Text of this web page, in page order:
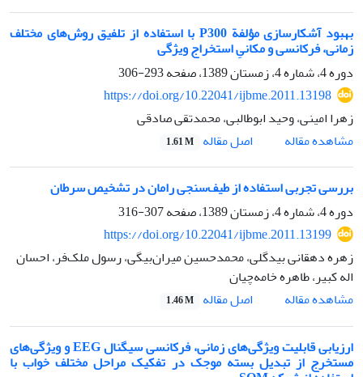
بهبود آشکارسازی مؤلفة P300 با استفاده از تلفیق روش‌های مختلف
زمانی، فرکانسی و مکانیِ استخراج ویژگی
دوره 4، شماره 4، زمستان 1389، صفحه
293-306
https://doi.org/10.22041/ijbme.2011.13198
زهرا امینی، وحید ابوطالبی، محمدتقی صادقی
مشاهده مقاله
اصل مقاله 1.61 M
بررسی تجربی استفاده از طیف‌سنجی رامان در تشخیص سرطان
دوره 4، شماره 4، زمستان 1389، صفحه
307-316
https://doi.org/10.22041/ijbme.2011.13199
زهره دهقانی بیدگلی، محمدحسین میران‌بیگی، رسول ملک‌فر، احسان
اله کبیر، طاهره خامه‌چیان
مشاهده مقاله
اصل مقاله 1.46 M
ارزیابی قابلیت ویژگی‌های زمانی، فرکانسی سیگنال EEG و ویژگی‌های
مستخرج از تبدیل بسته موجک در تفکیک مراحل مختلف خواب با